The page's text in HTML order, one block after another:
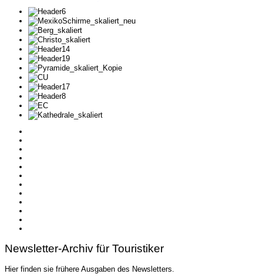
Newsletter-Archiv für Touristiker
Hier finden sie frühere Ausgaben des Newsletters.